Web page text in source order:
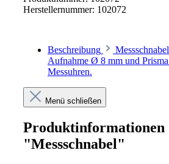
Herstellernummer: 102072
Beschreibung
Aufnahme Ø 8 mm und
Messuhren.
Menü schließen
Produktinformationen
"Messschnabel"